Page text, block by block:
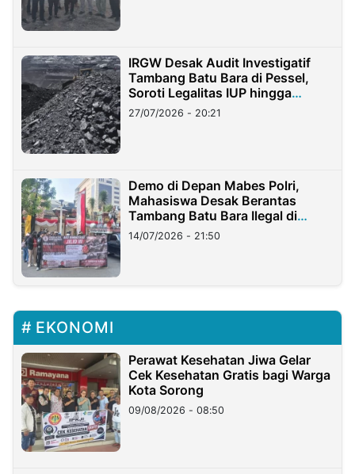
IRGW Desak Audit Investigatif
Tambang Batu Bara di Pessel,
Soroti Legalitas IUP hingga
Stockpile
27/07/2026 - 20:21
Demo di Depan Mabes Polri,
Mahasiswa Desak Berantas
Tambang Batu Bara Ilegal di
Lampung
14/07/2026 - 21:50
EKONOMI
Perawat Kesehatan Jiwa Gelar
Cek Kesehatan Gratis bagi Warga
Kota Sorong
09/08/2026 - 08:50